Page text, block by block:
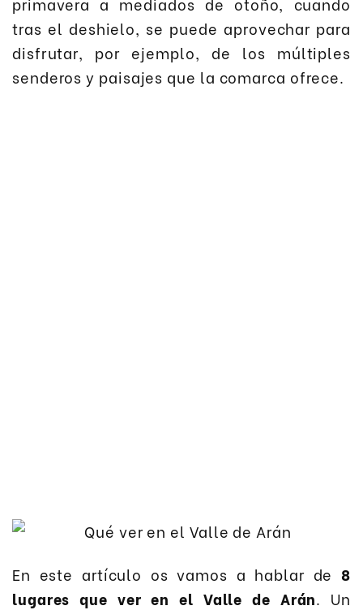
tras el deshielo, se puede aprovechar para
disfrutar, por ejemplo, de los múltiples
senderos y paisajes que la comarca ofrece.
En este artículo os vamos a hablar de 8
lugares que ver en el Valle de Arán. Un